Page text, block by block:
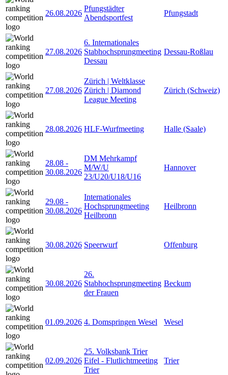
26.08.2026
Pfungstädter
Abendsportfest
Pfungstadt
27.08.2026
6. Internationales
Stabhochsprungmeeting
Dessau
Dessau-Roßlau
27.08.2026
Zürich | Weltklasse
Zürich | Diamond
League Meeting
Zürich (Schweiz)
28.08.2026 HLF-Wurfmeeting Halle (Saale)
28.08 -
30.08.2026
DM Mehrkampf
M/W/U
23/U20/U18/U16
Hannover
29.08 -
30.08.2026
Internationales
Hochsprungmeeting
Heilbronn
Heilbronn
30.08.2026 Speerwurf Offenburg
30.08.2026
26.
Stabhochsprungmeeting
der Frauen
Beckum
01.09.2026 4. Domspringen Wesel Wesel
02.09.2026
25. Volksbank Trier
Eifel - Flutlichtmeeting
Trier
Trier